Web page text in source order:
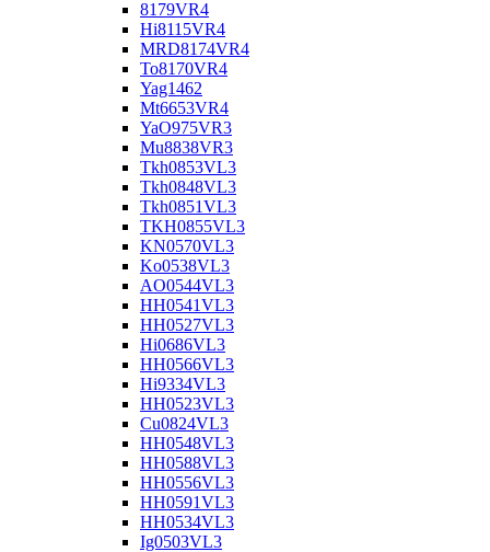
8179VR4
Hi8115VR4
MRD8174VR4
To8170VR4
Yag1462
Mt6653VR4
YaO975VR3
Mu8838VR3
Tkh0853VL3
Tkh0848VL3
Tkh0851VL3
TKH0855VL3
KN0570VL3
Ko0538VL3
AO0544VL3
HH0541VL3
HH0527VL3
Hi0686VL3
HH0566VL3
Hi9334VL3
HH0523VL3
Cu0824VL3
HH0548VL3
HH0588VL3
HH0556VL3
HH0591VL3
HH0534VL3
Ig0503VL3